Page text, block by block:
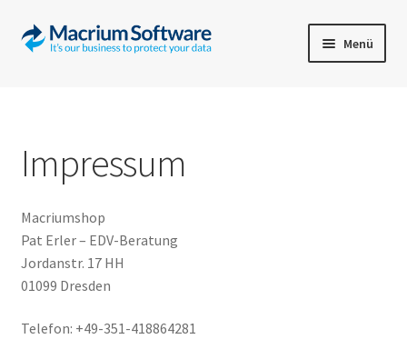
Menü
Impressum
Kontakt
Impressum
Macriumshop
Pat Erler – EDV-Beratung
Jordanstr. 17 HH
01099 Dresden
Telefon: +49-351-418864281